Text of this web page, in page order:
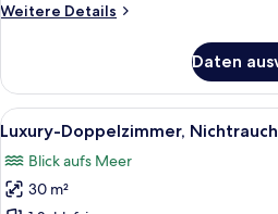
available)
Weitere Details
Weitere
Doppelzimmer,
Nichtraucher,
Gartenblick
extra
bed
available)
Daten
Alle
Fotos
für
Luxury-
Ein
2
Luxury-Doppelzimmer,
Blick aufs Meer
30 m²